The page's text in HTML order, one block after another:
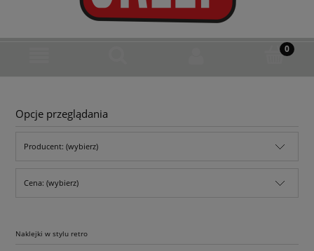
Opcje przeglądania
Producent: (wybierz)
Cena: (wybierz)
Naklejki w stylu retro